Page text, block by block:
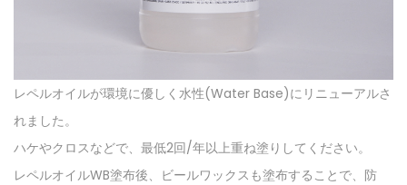
レペルオイルが環境に優しく水性(Water Base)にリニューアルさ
れました。
ハケやクロスなどで、最低2回/年以上重ね塗りしてください。
レペルオイルWB塗布後、ビールワックスも塗布することで、防